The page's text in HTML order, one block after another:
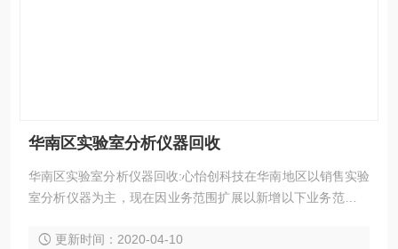
华南区实验室分析仪器回收
华南区实验室分析仪器回收:心怡创科技在华南地区以销售实验
室分析仪器为主，现在因业务范围扩展以新增以下业务范围：
务。 更新时间：2020-04-10